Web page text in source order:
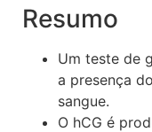
Resumo
Um teste de
a presença
sangue.
O hCG é